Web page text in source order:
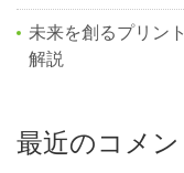
未来を創るプリン
解説
最近のコメン